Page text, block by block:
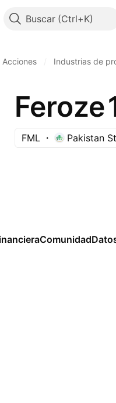
Buscar
Acciones Industrias de
FML Pakistan
Comunidad